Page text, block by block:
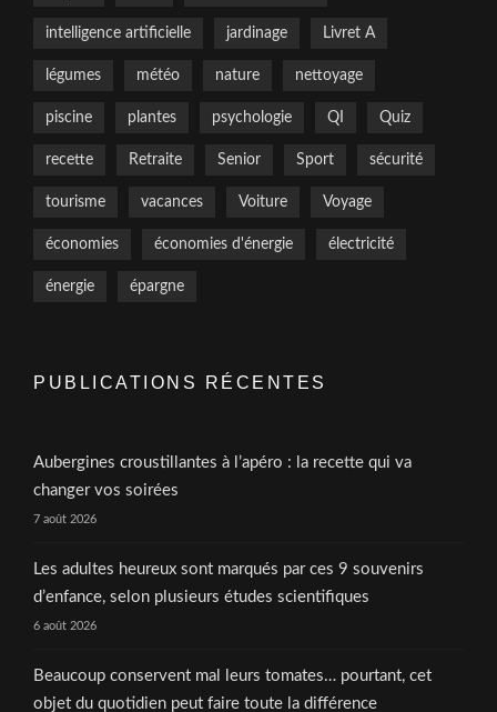
intelligence artificielle jardinage Livret A
légumes météo nature nettoyage
piscine plantes psychologie QI Quiz
recette Retraite Senior Sport sécurité
tourisme vacances Voiture Voyage
économies économies d'énergie électricité
énergie épargne
PUBLICATIONS RÉCENTES
Aubergines croustillantes à l’apéro : la recette qui va
changer vos soirées
7 août 2026
Les adultes heureux sont marqués par ces 9 souvenirs
d’enfance, selon plusieurs études scientifiques
6 août 2026
Beaucoup conservent mal leurs tomates… pourtant, cet
objet du quotidien peut faire toute la différence